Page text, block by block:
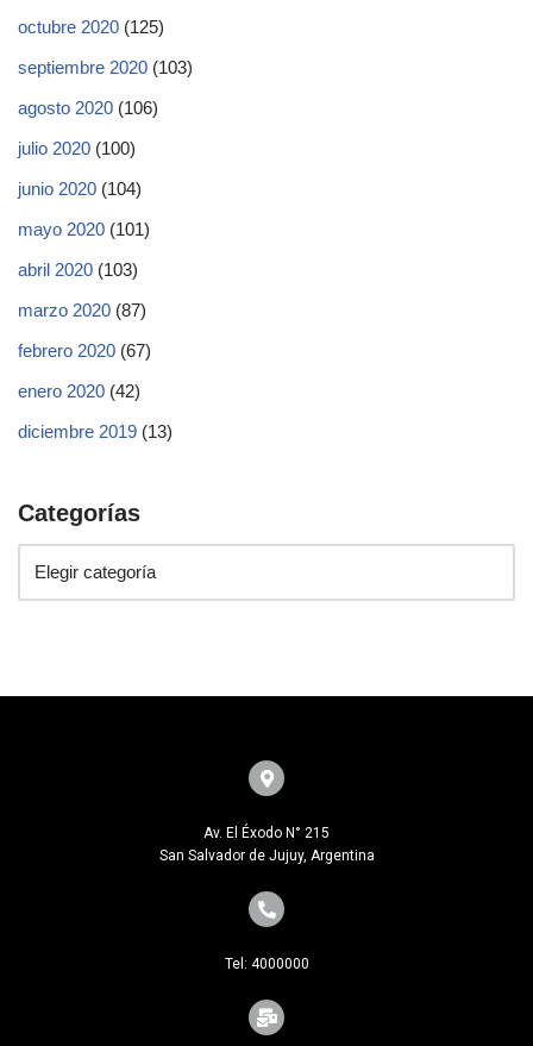
octubre 2020 (125)
septiembre 2020 (103)
agosto 2020 (106)
julio 2020 (100)
junio 2020 (104)
mayo 2020 (101)
abril 2020 (103)
marzo 2020 (87)
febrero 2020 (67)
enero 2020 (42)
diciembre 2019 (13)
Categorías
Av. El Éxodo N° 215
San Salvador de Jujuy, Argentina
Tel: 4000000